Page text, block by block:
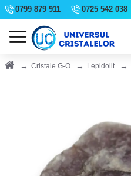
0799 879 911 0725 542 038
Cristale G-O Lepidolit